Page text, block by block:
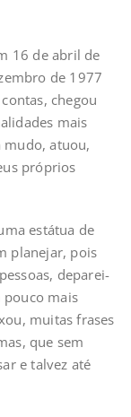
16 de abril de
de 1977
chegou
mais
mudo, atuou,
próprios
estátua de
planejar, pois
deparei-
pouco mais
muitas frases
que sem
e talvez até